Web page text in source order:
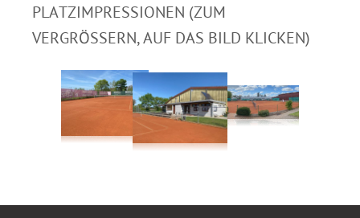
PLATZIMPRESSIONEN (ZUM
VERGRÖSSERN, AUF DAS BILD KLICKEN)